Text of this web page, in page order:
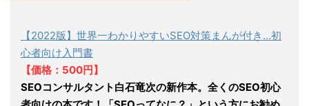
【2022版】世界一わかりやすいSEO対策まんが付き…初
心者向け入門書
【価格：500円】
SEOコンサルタント白石竜次の新作本。全くのSEO初心